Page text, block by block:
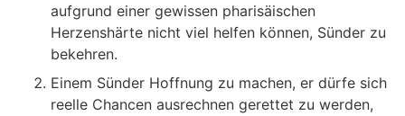
aufgrund einer gewissen pharisäischen
Herzenshärte nicht viel helfen können, Sünder zu
bekehren.
Einem Sünder Hoffnung zu machen, er dürfe sich
reelle Chancen ausrechnen gerettet zu werden,